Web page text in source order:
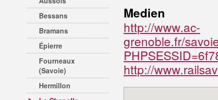
Bessans
Bramans
Épierre
Fourneaux
(Savoie)
Hermillon
Medien
http://www.ac-
grenoble.fr/
http://